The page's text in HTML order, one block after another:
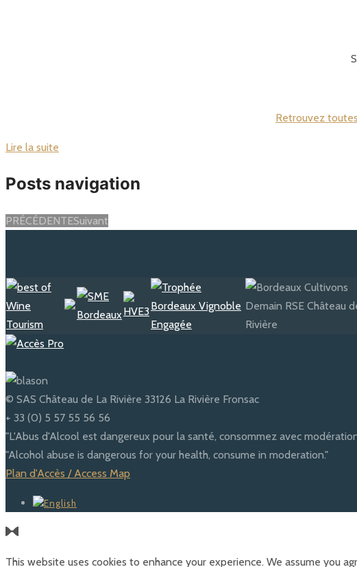
Retrouvez
Lire la suite
Posts navigation
PRÉCÉDENTESuivant
© SAS Château de La Rivière 33126 La Rivière Fronsac
+ 33 (0) 5 57 55 56 56
"L'Abus d'Alcool est dangereux pour la santé, consommez avec
"Alcohol abuse is dangerous for your health, consume in moderation."
Plan d'Accès / Access Map
This website uses cookies to enhance your experience. We assume you